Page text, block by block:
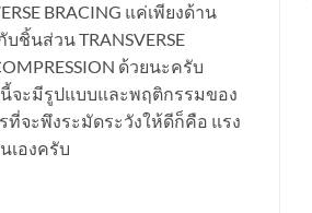
BRACING แค่เพียงด้าน
ชิ้นส่วน TRANSVERSE
ด้วยนะครับ
จะมีรูปแบบและพฤติกรรมของ
จะพึงระมัดระวังให้ดีก็คือ แรง
เองครับ